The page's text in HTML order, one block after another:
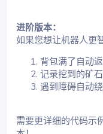
进阶版本：
如果您想让机器人更
背包满了自动
记录挖到的矿
遇到障碍自动
需要更详细的代码示